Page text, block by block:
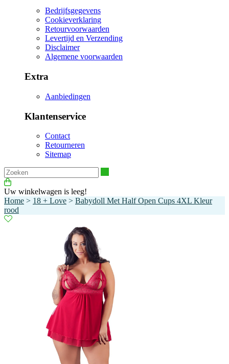
Bedrijfsgegevens
Cookieverklaring
Retourvoorwaarden
Levertijd en Verzending
Disclaimer
Algemene voorwaarden
Extra
Aanbiedingen
Klantenservice
Contact
Retourneren
Sitemap
Uw winkelwagen is leeg!
Home > 18 + Love > Babydoll Met Half Open Cups 4XL Kleur
rood